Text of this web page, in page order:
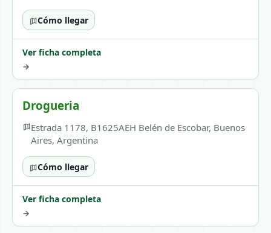
Cómo llegar
Ver ficha completa
→
Drogueria
Estrada 1178, B1625AEH Belén de Escobar, Buenos
Aires, Argentina
Cómo llegar
Ver ficha completa
→